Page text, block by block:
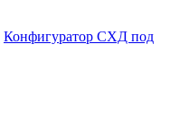
Конфигуратор СХД под